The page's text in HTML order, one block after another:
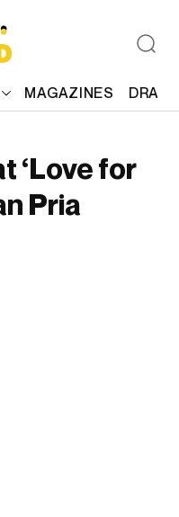
MAGAZINES
‘Love for
Pria